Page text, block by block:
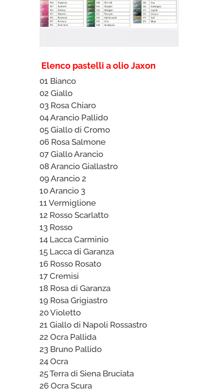
Elenco pastelli a olio Jaxon
01 Bianco
02 Giallo
03 Rosa Chiaro
04 Arancio Pallido
05 Giallo di Cromo
06 Rosa Salmone
07 Giallo Arancio
08 Arancio Giallastro
09 Arancio 2
10 Arancio 3
11 Vermiglione
12 Rosso Scarlatto
13 Rosso
14 Lacca Carminio
15 Lacca di Garanza
16 Rosso Rosato
17 Cremisi
18 Rosa di Garanza
19 Rosa Grigiastro
20 Violetto
21 Giallo di Napoli Rossastro
22 Ocra Pallida
23 Bruno Pallido
24 Ocra
25 Terra di Siena Bruciata
26 Ocra Scura